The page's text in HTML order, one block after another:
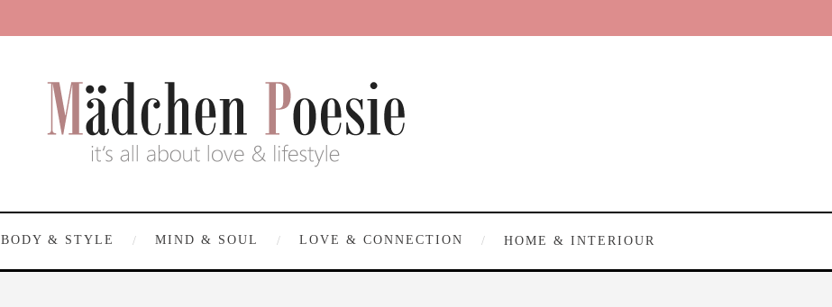
BODY & STYLE MIND & SOUL LOVE & CONNECTION HOME & INTERIOUR